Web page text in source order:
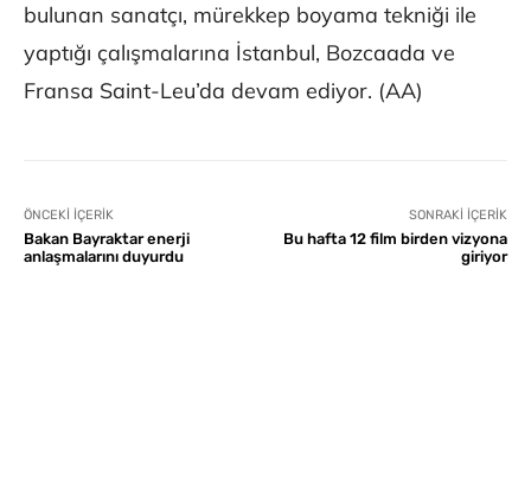
bulunan sanatçı, mürekkep boyama tekniği ile
yaptığı çalışmalarına İstanbul, Bozcaada ve
Fransa Saint-Leu’da devam ediyor. (AA)
ÖNCEKI İÇERIK
Bakan Bayraktar enerji
anlaşmalarını duyurdu
SONRAKI İÇERIK
Bu hafta 12 film birden vizyona
giriyor